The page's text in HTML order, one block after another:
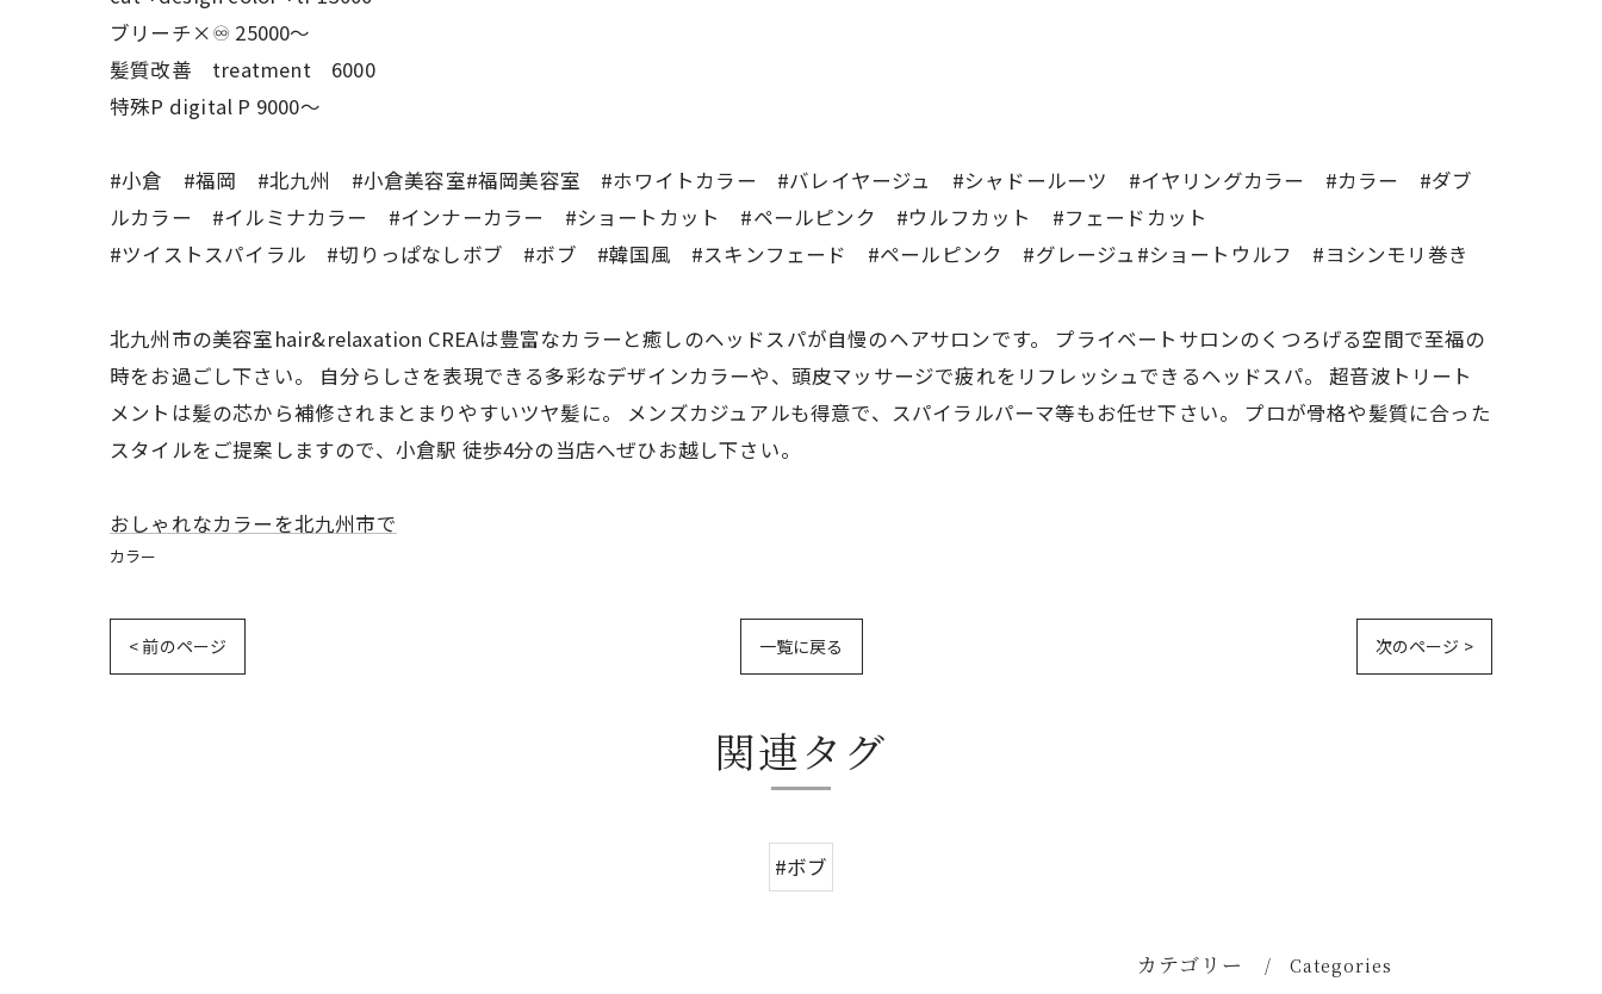
ブリーチ×♾ 25000〜
髪質改善 treatment 6000
特殊P digital P 9000〜
#小倉 #福岡 #北九州 #小倉美容室#福岡美容室 #ホワイトカラー #バレイヤージュ #シャドールーツ #イヤリングカラー #カラー #ダブ
ルカラー #イルミナカラー #インナーカラー #ショートカット #ペールピンク #ウルフカット #フェードカット
#ツイストスパイラル #切りっぱなしボブ #ボブ #韓国風 #スキンフェード #ペールピンク #グレージュ#ショートウルフ #ヨシンモリ巻き
北九州市の美容室hair&relaxation CREAは豊富なカラーと癒しのヘッドスパが自慢のヘアサロンです。 プライベートサロンのくつろげる空間で至福の
時をお過ごし下さい。 自分らしさを表現できる多彩なデザインカラーや、頭皮マッサージで疲れをリフレッシュできるヘッドスパ。 超音波トリート
メントは髪の芯から補修されまとまりやすいツヤ髪に。 メンズカジュアルも得意で、スパイラルパーマ等もお任せ下さい。 プロが骨格や髪質に合った
スタイルをご提案しますので、小倉駅 徒歩4分の当店へぜひお越し下さい。
おしゃれなカラーを北九州市で
カラー
< 前のページ 一覧に戻る 次のページ >
関連タグ
#ボブ
カテゴリー Categories